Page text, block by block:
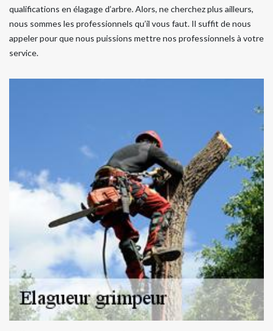
qualifications en élagage d’arbre. Alors, ne cherchez plus ailleurs,
nous sommes les professionnels qu’il vous faut. Il suffit de nous
appeler pour que nous puissions mettre nos professionnels à votre
service.